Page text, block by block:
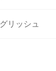
リッシュ